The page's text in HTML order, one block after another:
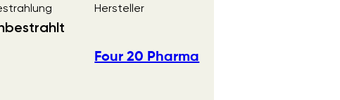
Hersteller
Four 20 Pharma